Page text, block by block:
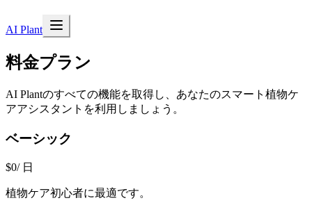
AI Plant
料金プラン
AI Plantのすべての機能を取得し、あなたのスマート植物ケ
アアシスタントを利用しましょう。
ベーシック
$0/ 日
植物ケア初心者に最適です。